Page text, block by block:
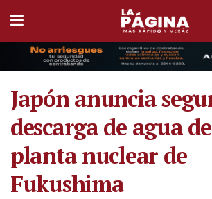
Japón anuncia
descarga de agua
planta nuclear de
Fukushima